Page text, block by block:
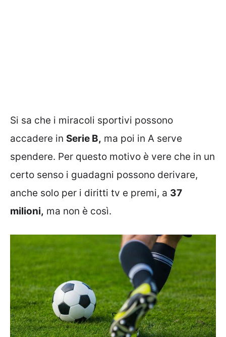
Si sa che i miracoli sportivi possono
accadere in Serie B, ma poi in A serve
spendere. Per questo motivo è vere che in un
certo senso i guadagni possono derivare,
anche solo per i diritti tv e premi, a 37
milioni, ma non è così.